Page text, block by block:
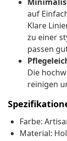
auf
Klare
zu einer
passen
Die
reinigen
Farbe:
Material: